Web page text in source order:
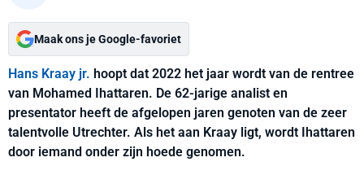
Maak ons je Google-favoriet
Hans Kraay jr. hoopt dat 2022 het jaar wordt van de rentree
van Mohamed Ihattaren. De 62-jarige analist en
presentator heeft de afgelopen jaren genoten van de zeer
talentvolle Utrechter. Als het aan Kraay ligt, wordt Ihattaren
door iemand onder zijn hoede genomen.